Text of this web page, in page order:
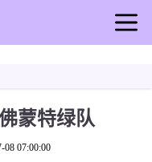
蒙特绿队
08 07:00:00